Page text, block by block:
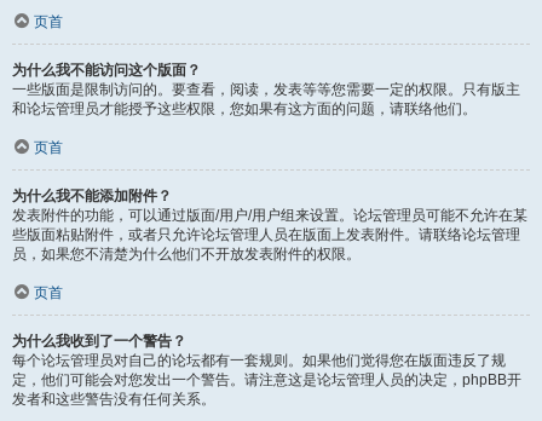
页首
为什么我不能访问这个版面？
一些版面是限制访问的。要查看，阅读，发表等等您需要一定的权限。只有版主
和论坛管理员才能授予这些权限，您如果有这方面的问题，请联络他们。
页首
为什么我不能添加附件？
发表附件的功能，可以通过版面/用户/用户组来设置。论坛管理员可能不允许在某
些版面粘贴附件，或者只允许论坛管理人员在版面上发表附件。请联络论坛管理
员，如果您不清楚为什么他们不开放发表附件的权限。
页首
为什么我收到了一个警告？
每个论坛管理员对自己的论坛都有一套规则。如果他们觉得您在版面违反了规
定，他们可能会对您发出一个警告。请注意这是论坛管理人员的决定，phpBB开
发者和这些警告没有任何关系。